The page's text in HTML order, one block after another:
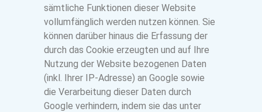
sämtliche Funktionen dieser Website
vollumfänglich werden nutzen können. Sie
können darüber hinaus die Erfassung der
durch das Cookie erzeugten und auf Ihre
Nutzung der Website bezogenen Daten
(inkl. Ihrer IP-Adresse) an Google sowie
die Verarbeitung dieser Daten durch
Google verhindern, indem sie das unter